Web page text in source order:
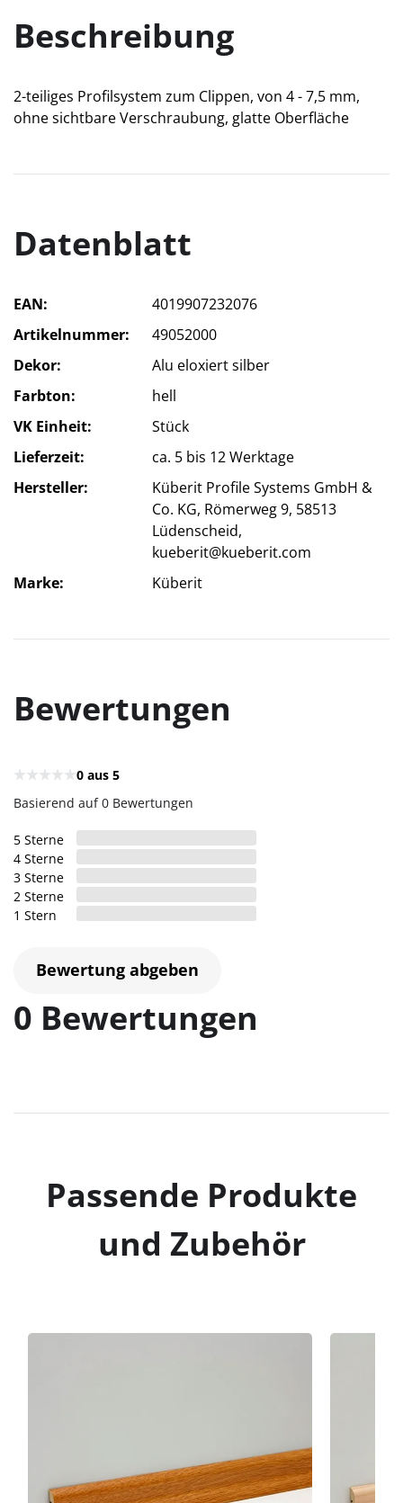
Beschreibung
2-teiliges Profilsystem zum Clippen, von 4 - 7,5 mm,
ohne sichtbare Verschraubung, glatte Oberfläche
Datenblatt
EAN
4019907232076
Artikelnummer
49052000
Dekor
Alu eloxiert silber
Farbton
hell
VK Einheit
Stück
Lieferzeit
ca. 5 bis 12 Werktage
Hersteller
Küberit Profile Systems GmbH &
Co. KG, Römerweg 9, 58513
Lüdenscheid,
kueberit@kueberit.com
Marke
Küberit
Bewertungen
0 aus 5
Basierend auf 0 Bewertungen
1 Stern
2 Sterne
3 Sterne
4 Sterne
5 Sterne
Bewertung abgeben
0 Bewertungen
Passende Produkte
und Zubehör